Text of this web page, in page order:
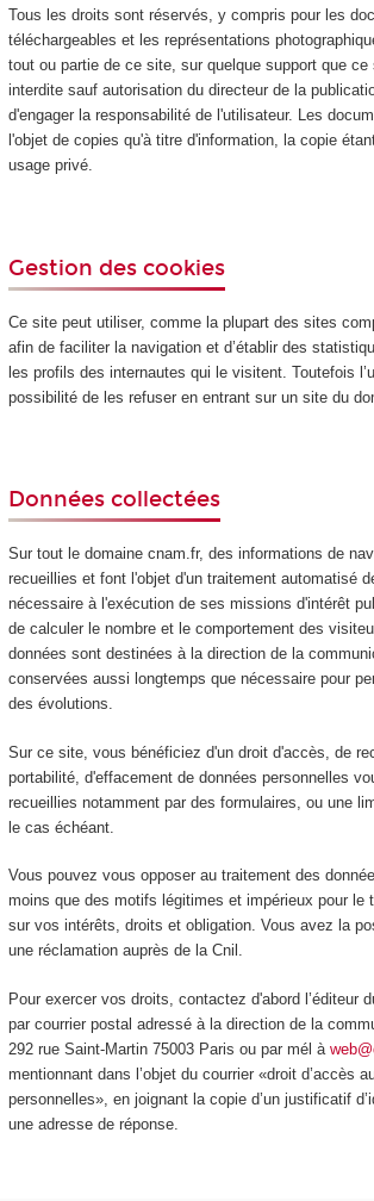
Tous les droits sont réservés, y compris pour les
téléchargeables et les représentations
tout ou partie de ce site, sur quelque support que
interdite sauf autorisation du directeur de la
d'engager la responsabilité de l'utilisateur. Les
l'objet de copies qu'à titre d'information, la copie
usage privé.
Gestion des cookies
Ce site peut utiliser, comme la plupart des sites
afin de faciliter la navigation et d’établir des
les profils des internautes qui le visitent. Toutefois
possibilité de les refuser en entrant sur un site du
Données collectées
Sur tout le domaine cnam.fr, des informations de
recueillies et font l'objet d'un traitement automatisé
nécessaire à l'exécution de ses missions d'intérêt
de calculer le nombre et le comportement des
données sont destinées à la direction de la
conservées aussi longtemps que nécessaire pour
des évolutions.
Sur ce site, vous bénéficiez d'un droit d'accès, de
portabilité, d'effacement de données personnelles
recueillies notamment par des formulaires, ou une
le cas échéant.
Vous pouvez vous opposer au traitement des
moins que des motifs légitimes et impérieux pour le
sur vos intérêts, droits et obligation. Vous avez la
une réclamation auprès de la Cnil.
Pour exercer vos droits, contactez d'abord l’éditeur
par courrier postal adressé à la direction de la
292 rue Saint-Martin 75003 Paris ou par mél à
mentionnant dans l’objet du courrier «droit d’accès
personnelles», en joignant la copie d’un justificatif
une adresse de réponse.